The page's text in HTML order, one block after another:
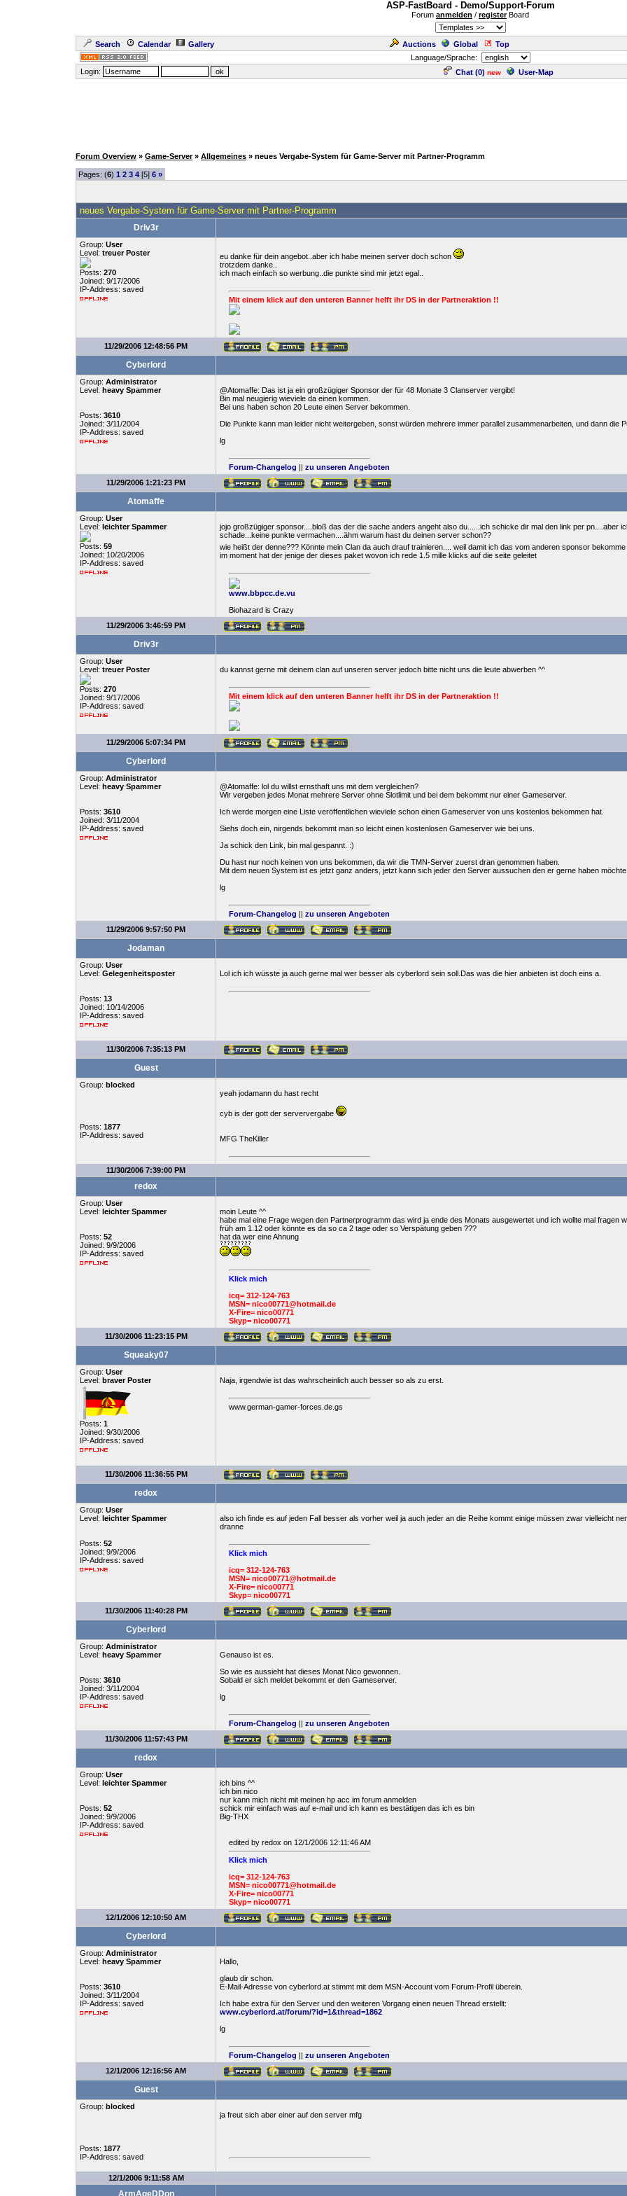
ASP-FastBoard - Demo/Support-Forum
Forum anmelden / registerBoard
Search Calendar Gallery Auctions Global
Top
Language/Sprache:
Login:
Chat (0) new User-Map
Forum Overview » Game-Server » Allgemeines » neues Vergabe-System für Game-Server mit Partner-Programm
Pages: (6) 1 2 3 4 [5] 6 »
neues Vergabe-System für Game-Server mit Partner-Programm
Driv3r
Group: User
Level: treuer Poster
Posts: 270
Joined: 9/17/2006
IP-Address: saved
eu danke für dein angebot..aber ich habe meinen server doch schon
trotzdem danke..
ich mach einfach so werbung..die punkte sind mir jetzt egal..
Mit einem klick auf den unteren Banner helft ihr DS in der Partneraktion !!
11/29/2006 12:48:56 PM
Cyberlord
Group: Administrator
Level: heavy Spammer
Posts: 3610
Joined: 3/11/2004
IP-Address: saved
@Atomaffe: Das ist ja ein großzügiger Sponsor der für 48 Monate 3 Clanserver vergibt!
Bin mal neugierig wieviele da einen kommen.
Bei uns haben schon 20 Leute einen Server bekommen.
Die Punkte kann man leider nicht weitergeben, sonst würden mehrere immer parallel zusammenarbeiten, und dann die
lg
Forum-Changelog || zu unseren Angeboten
11/29/2006 1:21:23 PM
Atomaffe
Group: User
Level: leichter Spammer
Posts: 59
Joined: 10/20/2006
IP-Address: saved
jojo großzügiger sponsor....bloß das der die sache anders angeht also du......ich schicke dir mal den link per pn....aber
schade...keine punkte vermachen....ähm warum hast du deinen server schon??
wie heißt der denne??? Könnte mein Clan da auch drauf trainieren.... weil damit ich das vom anderen sponsor
im moment hat der jenige der dieses paket wovon ich rede 1.5 mille klicks auf die seite geleitet
www.bbpcc.de.vu
Biohazard is Crazy
11/29/2006 3:46:59 PM
Driv3r
Group: User
Level: treuer Poster
Posts: 270
Joined: 9/17/2006
IP-Address: saved
du kannst gerne mit deinem clan auf unseren server jedoch bitte nicht uns die leute abwerben ^^
Mit einem klick auf den unteren Banner helft ihr DS in der Partneraktion !!
11/29/2006 5:07:34 PM
Cyberlord
Group: Administrator
Level: heavy Spammer
Posts: 3610
Joined: 3/11/2004
IP-Address: saved
@Atomaffe: lol du willst ernsthaft uns mit dem vergleichen?
Wir vergeben jedes Monat mehrere Server ohne Slotlimit und bei dem bekommt nur einer Gameserver.
Ich werde morgen eine Liste veröffentlichen wieviele schon einen Gameserver von uns kostenlos bekommen hat.
Siehs doch ein, nirgends bekommt man so leicht einen kostenlosen Gameserver wie bei uns.
Ja schick den Link, bin mal gespannt. :)
Du hast nur noch keinen von uns bekommen, da wir die TMN-Server zuerst dran genommen haben.
Mit dem neuen System ist es jetzt ganz anders, jetzt kann sich jeder den Server aussuchen den er gerne haben
lg
Forum-Changelog || zu unseren Angeboten
11/29/2006 9:57:50 PM
Jodaman
Group: User
Level: Gelegenheitsposter
Posts: 13
Joined: 10/14/2006
IP-Address: saved
Lol ich ich wüsste ja auch gerne mal wer besser als cyberlord sein soll.Das was die hier anbieten ist doch eins a.
11/30/2006 7:35:13 PM
Guest
Group: blocked
Posts: 1877
IP-Address: saved
yeah jodamann du hast recht
cyb is der gott der serververgabe
MFG TheKiller
11/30/2006 7:39:00 PM
redox
Group: User
Level: leichter Spammer
Posts: 52
Joined: 9/9/2006
IP-Address: saved
moin Leute ^^
habe mal eine Frage wegen den Partnerprogramm das wird ja ende des Monats ausgewertet und ich wollte mal fragen
früh am 1.12 oder könnte es da so ca 2 tage oder so Verspätung geben ???
hat da wer eine Ahnung
Klick mich
icq= 312-124-763
MSN= nico00771@hotmail.de
X-Fire= nico00771
Skyp= nico00771
11/30/2006 11:23:15 PM
Squeaky07
Group: User
Level: braver Poster
Posts: 1
Joined: 9/30/2006
IP-Address: saved
Naja, irgendwie ist das wahrscheinlich auch besser so als zu erst.
www.german-gamer-forces.de.gs
11/30/2006 11:36:55 PM
redox
Group: User
Level: leichter Spammer
Posts: 52
Joined: 9/9/2006
IP-Address: saved
also ich finde es auf jeden Fall besser als vorher weil ja auch jeder an die Reihe kommt einige müssen zwar vielleicht
dranne
Klick mich
icq= 312-124-763
MSN= nico00771@hotmail.de
X-Fire= nico00771
Skyp= nico00771
11/30/2006 11:40:28 PM
Cyberlord
Group: Administrator
Level: heavy Spammer
Posts: 3610
Joined: 3/11/2004
IP-Address: saved
Genauso ist es.
So wie es aussieht hat dieses Monat Nico gewonnen.
Sobald er sich meldet bekommt er den Gameserver.
lg
Forum-Changelog || zu unseren Angeboten
11/30/2006 11:57:43 PM
redox
Group: User
Level: leichter Spammer
Posts: 52
Joined: 9/9/2006
IP-Address: saved
ich bins ^^
ich bin nico
nur kann mich nicht mit meinen hp acc im forum anmelden
schick mir einfach was auf e-mail und ich kann es bestätigen das ich es bin
Big-THX
edited by redox on 12/1/2006 12:11:46 AM
Klick mich
icq= 312-124-763
MSN= nico00771@hotmail.de
X-Fire= nico00771
Skyp= nico00771
12/1/2006 12:10:50 AM
Cyberlord
Group: Administrator
Level: heavy Spammer
Posts: 3610
Joined: 3/11/2004
IP-Address: saved
Hallo,
glaub dir schon.
E-Mail-Adresse von cyberlord.at stimmt mit dem MSN-Account vom Forum-Profil überein.
Ich habe extra für den Server und den weiteren Vorgang einen neuen Thread erstellt:
www.cyberlord.at/forum/?id=1&thread=1862
lg
Forum-Changelog || zu unseren Angeboten
12/1/2006 12:16:56 AM
Guest
Group: blocked
Posts: 1877
IP-Address: saved
ja freut sich aber einer auf den server mfg
12/1/2006 9:11:58 AM
ArmAgeDDon